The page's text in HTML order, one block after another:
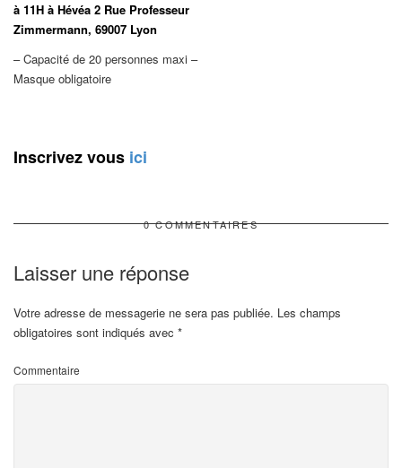
à 11H à Hévéa 2 Rue Professeur
Zimmermann, 69007 Lyon
– Capacité de 20 personnes maxi –
Masque obligatoire
Inscrivez vous ici
0 COMMENTAIRES
Laisser une réponse
Votre adresse de messagerie ne sera pas publiée. Les champs
obligatoires sont indiqués avec *
Commentaire